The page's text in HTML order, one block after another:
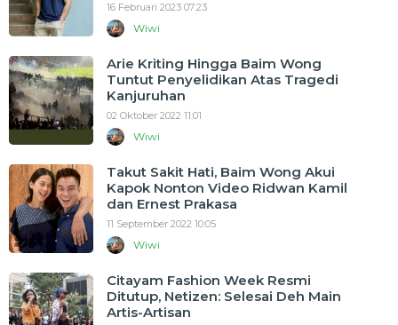
16 Februari 2023 07:23
Wiwi
Arie Kriting Hingga Baim Wong
Tuntut Penyelidikan Atas Tragedi
Kanjuruhan
02 Oktober 2022 11:01
Wiwi
Takut Sakit Hati, Baim Wong Akui
Kapok Nonton Video Ridwan Kamil
dan Ernest Prakasa
11 September 2022 10:05
Wiwi
Citayam Fashion Week Resmi
Ditutup, Netizen: Selesai Deh Main
Artis-Artisan